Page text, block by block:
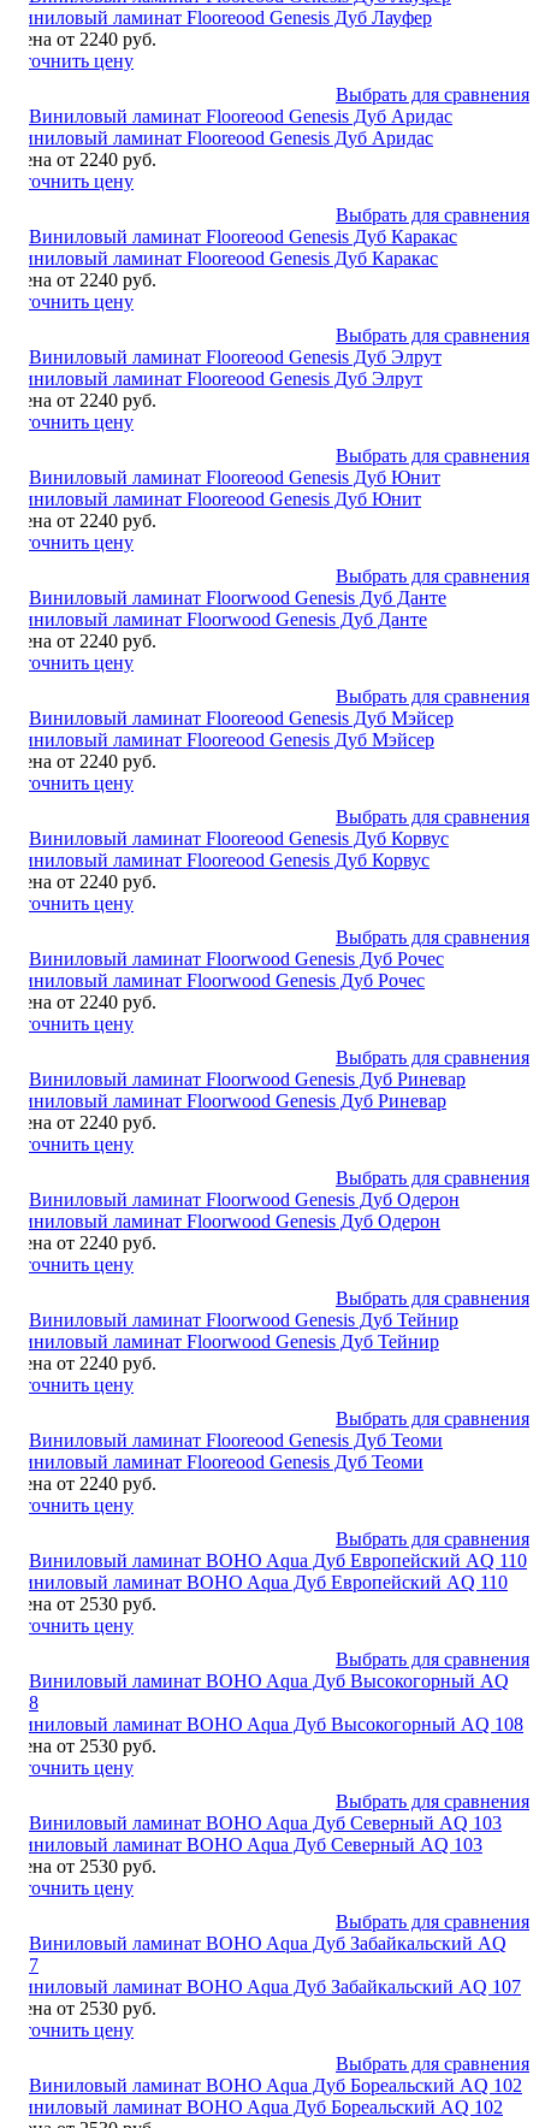
Виниловый ламинат Flooreood Genesis Дуб Лауфер
Цена от 2240 руб.
Уточнить цену
Выбрать для сравнения
Виниловый ламинат Flooreood Genesis Дуб Аридас
Цена от 2240 руб.
Уточнить цену
Выбрать для сравнения
Виниловый ламинат Flooreood Genesis Дуб Каракас
Цена от 2240 руб.
Уточнить цену
Выбрать для сравнения
Виниловый ламинат Flooreood Genesis Дуб Элрут
Цена от 2240 руб.
Уточнить цену
Выбрать для сравнения
Виниловый ламинат Flooreood Genesis Дуб Юнит
Цена от 2240 руб.
Уточнить цену
Выбрать для сравнения
Виниловый ламинат Floorwood Genesis Дуб Данте
Цена от 2240 руб.
Уточнить цену
Выбрать для сравнения
Виниловый ламинат Flooreood Genesis Дуб Мэйсер
Цена от 2240 руб.
Уточнить цену
Выбрать для сравнения
Виниловый ламинат Flooreood Genesis Дуб Корвус
Цена от 2240 руб.
Уточнить цену
Выбрать для сравнения
Виниловый ламинат Floorwood Genesis Дуб Рочес
Цена от 2240 руб.
Уточнить цену
Выбрать для сравнения
Виниловый ламинат Floorwood Genesis Дуб Риневар
Цена от 2240 руб.
Уточнить цену
Выбрать для сравнения
Виниловый ламинат Floorwood Genesis Дуб Одерон
Цена от 2240 руб.
Уточнить цену
Выбрать для сравнения
Виниловый ламинат Floorwood Genesis Дуб Тейнир
Цена от 2240 руб.
Уточнить цену
Выбрать для сравнения
Виниловый ламинат Flooreood Genesis Дуб Теоми
Цена от 2240 руб.
Уточнить цену
Выбрать для сравнения
Виниловый ламинат BOHO Aqua Дуб Европейский AQ 110
Цена от 2530 руб.
Уточнить цену
Выбрать для сравнения
Виниловый ламинат BOHO Aqua Дуб Высокогорный AQ 108
Цена от 2530 руб.
Уточнить цену
Выбрать для сравнения
Виниловый ламинат BOHO Aqua Дуб Северный AQ 103
Цена от 2530 руб.
Уточнить цену
Выбрать для сравнения
Виниловый ламинат BOHO Aqua Дуб Забайкальский AQ 107
Цена от 2530 руб.
Уточнить цену
Выбрать для сравнения
Виниловый ламинат BOHO Aqua Дуб Бореальский AQ 102